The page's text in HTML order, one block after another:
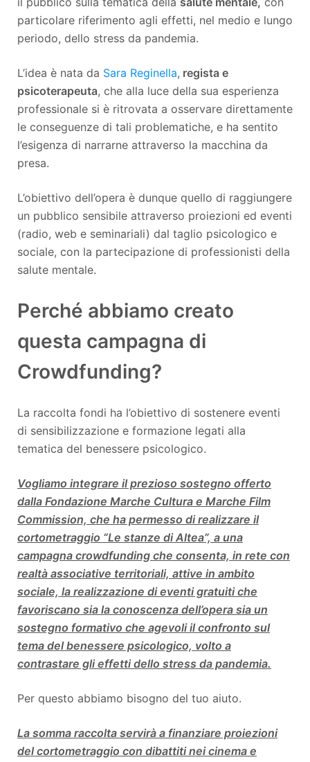
particolare riferimento agli effetti, nel medio e lungo
periodo, dello stress da pandemia.
L’idea è nata da Sara Reginella, regista e
psicoterapeuta, che alla luce della sua esperienza
professionale si è ritrovata a osservare direttamente
le conseguenze di tali problematiche, e ha sentito
l’esigenza di narrarne attraverso la macchina da
presa.
L’obiettivo dell’opera è dunque quello di raggiungere
un pubblico sensibile attraverso proiezioni ed eventi
(radio, web e seminariali) dal taglio psicologico e
sociale, con la partecipazione di professionisti della
salute mentale.
Perché abbiamo creato
questa campagna di
Crowdfunding?
La raccolta fondi ha l’obiettivo di sostenere eventi
di sensibilizzazione e formazione legati alla
tematica del benessere psicologico.
Vogliamo integrare il prezioso sostegno offerto
dalla Fondazione Marche Cultura e Marche Film
Commission, che ha permesso di realizzare il
cortometraggio “Le stanze di Altea”, a una
campagna crowdfunding che consenta, in rete con
realtà associative territoriali, attive in ambito
sociale, la realizzazione di eventi gratuiti che
favoriscano sia la conoscenza dell’opera sia un
sostegno formativo che agevoli il confronto sul
tema del benessere psicologico, volto a
contrastare gli effetti dello stress da pandemia.
Per questo abbiamo bisogno del tuo aiuto.
La somma raccolta servirà a finanziare proiezioni
del cortometraggio con dibattiti nei cinema e